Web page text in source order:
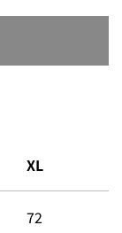
XL
72